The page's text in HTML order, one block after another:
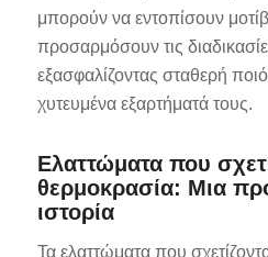
μπορούν να εντοπίσουν
προσαρμόσουν τις
εξασφαλίζοντας σταθερή
χυτευμένα εξαρτήματά τους.
Ελαττώματα που
θερμοκρασία: Μια
ιστορία
Τα ελαττώματα που